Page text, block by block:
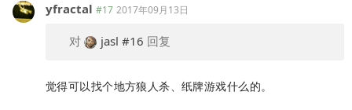
yfractal #17 2017年09月13日
对 jasl #16 回复
觉得可以找个地方狼人杀、纸牌游戏什么的。